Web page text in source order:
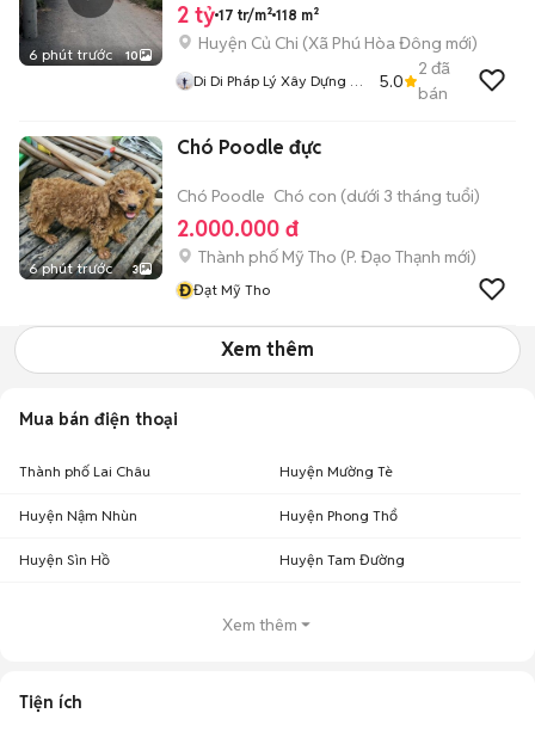
6 phút trước 10
2 tỷ 17 tr/m² 118 m²
Huyện Củ Chi (Xã Phú Hòa Đông mới)
Di Di Pháp Lý Xây Dựng Củ
5.0
2 đã
bán
6 phút trước 3
Chó Poodle đực
Chó Poodle Chó con (dưới 3 tháng tuổi)
2.000.000 đ
Thành phố Mỹ Tho (P. Đạo Thạnh mới)
ĐĐạt Mỹ Tho
Xem thêm
Mua bán điện thoại
Thành phố Lai Châu Huyện Mường Tè
Huyện Nậm Nhùn Huyện Phong Thổ
Huyện Sìn Hồ Huyện Tam Đường
Xem thêm
Tiện ích